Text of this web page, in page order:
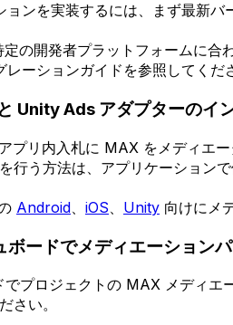
ンを実装するには、まず最新
の開発者プラットフォームに合
ーションガイドを参照してくだ
Unity Ads アダプターのイ
プリ内入札に MAX をメディエ
行う方法は、アプリケーション
Android iOS Unity 向けにメ
ードでメディエーション
プロジェクトの MAX メディ
さい。